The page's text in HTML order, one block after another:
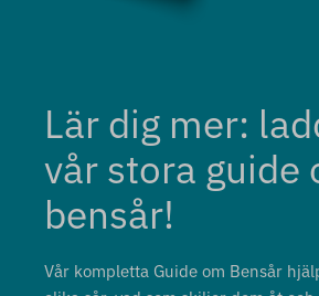
Lär dig mer:
vår stora guide
bensår!
Vår kompletta Guide om Bensår